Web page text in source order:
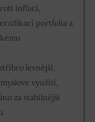
inflaci,
portfolia a
levnější,
využití,
za stabilnější